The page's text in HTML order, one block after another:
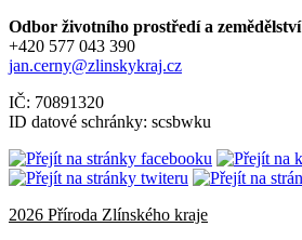
Odbor životního prostředí a zemědělství
+420 577 043 390
jan.cerny@zlinskykraj.cz
IČ: 70891320
ID datové schránky: scsbwku
2026 Příroda Zlínského kraje